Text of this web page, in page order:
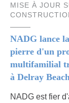
MISE À JOUR
NADG lance
pierre d'un
multifamilial
à Delray
NADG est fier